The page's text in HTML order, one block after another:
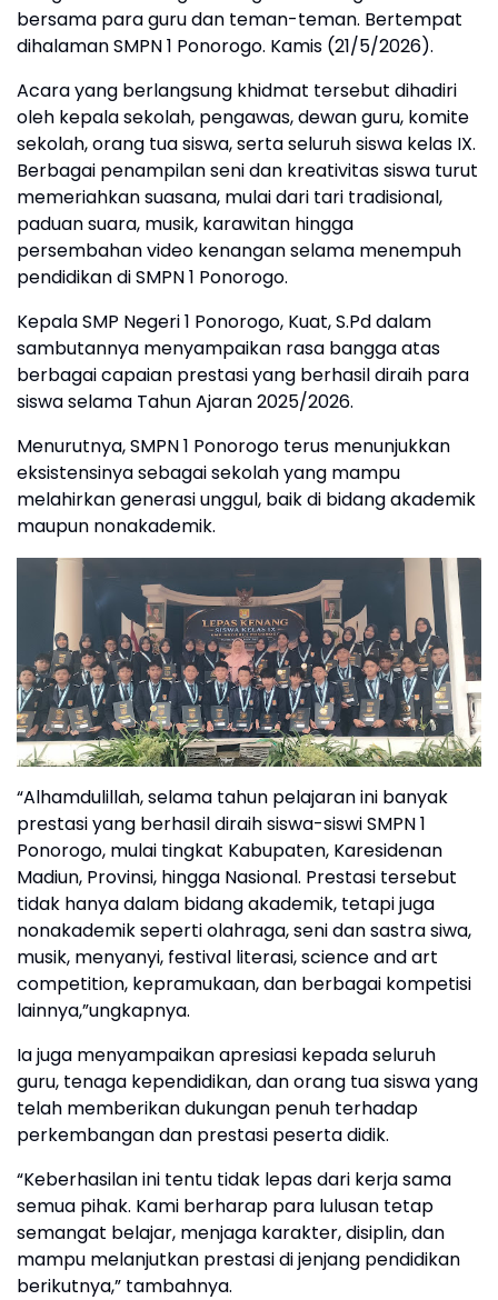
bersama para guru dan teman-teman. Bertempat
dihalaman SMPN 1 Ponorogo. Kamis (21/5/2026).
Acara yang berlangsung khidmat tersebut dihadiri
oleh kepala sekolah, pengawas, dewan guru, komite
sekolah, orang tua siswa, serta seluruh siswa kelas IX.
Berbagai penampilan seni dan kreativitas siswa turut
memeriahkan suasana, mulai dari tari tradisional,
paduan suara, musik, karawitan hingga
persembahan video kenangan selama menempuh
pendidikan di SMPN 1 Ponorogo.
Kepala SMP Negeri 1 Ponorogo, Kuat, S.Pd dalam
sambutannya menyampaikan rasa bangga atas
berbagai capaian prestasi yang berhasil diraih para
siswa selama Tahun Ajaran 2025/2026.
Menurutnya, SMPN 1 Ponorogo terus menunjukkan
eksistensinya sebagai sekolah yang mampu
melahirkan generasi unggul, baik di bidang akademik
maupun nonakademik.
“Alhamdulillah, selama tahun pelajaran ini banyak
prestasi yang berhasil diraih siswa-siswi SMPN 1
Ponorogo, mulai tingkat Kabupaten, Karesidenan
Madiun, Provinsi, hingga Nasional. Prestasi tersebut
tidak hanya dalam bidang akademik, tetapi juga
nonakademik seperti olahraga, seni dan sastra siwa,
musik, menyanyi, festival literasi, science and art
competition, kepramukaan, dan berbagai kompetisi
lainnya,”ungkapnya.
Ia juga menyampaikan apresiasi kepada seluruh
guru, tenaga kependidikan, dan orang tua siswa yang
telah memberikan dukungan penuh terhadap
perkembangan dan prestasi peserta didik.
“Keberhasilan ini tentu tidak lepas dari kerja sama
semua pihak. Kami berharap para lulusan tetap
semangat belajar, menjaga karakter, disiplin, dan
mampu melanjutkan prestasi di jenjang pendidikan
berikutnya,” tambahnya.